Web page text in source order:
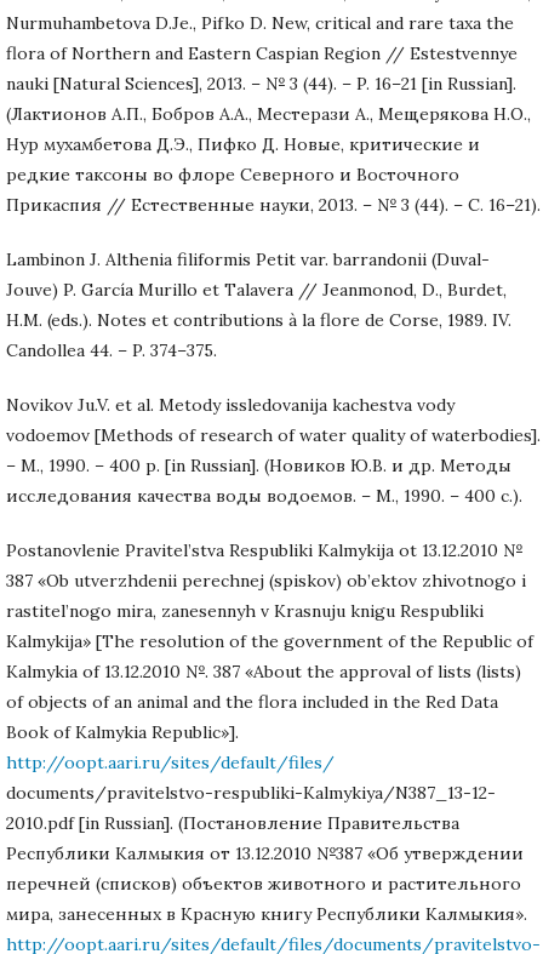
Nurmuhambetova D.Je., Pifko D. New, critical and rare taxa the
flora of Northern and Eastern Caspian Region // Estestvennye
nauki [Natural Sciences], 2013. – № 3 (44). – P. 16–21 [in Russian].
(Лактионов А.П., Бобров А.А., Местерази А., Мещерякова Н.О.,
Нур мухамбетова Д.Э., Пифко Д. Новые, критические и
редкие таксоны во флоре Северного и Восточного
Прикаспия // Естественные науки, 2013. – № 3 (44). – C. 16–21).
Lambinon J. Althenia filiformis Petit var. barrandonii (Duval-
Jouve) P. García Murillo et Talavera // Jeanmonod, D., Burdet,
H.M. (eds.). Notes et contributions à la flore de Corse, 1989. IV.
Candollea 44. – P. 374–375.
Novikov Ju.V. et al. Metody issledovanija kachestva vody
vodoemov [Methods of research of water quality of waterbodies].
– M., 1990. – 400 p. [in Russian]. (Новиков Ю.В. и др. Методы
исследования качества воды водоемов. – М., 1990. – 400 с.).
Postanovlenie Pravitel’stva Respubliki Kalmykija ot 13.12.2010 №
387 «Ob utverzhdenii perechnej (spiskov) ob’ektov zhivotnogo i
rastitel’nogo mira, zanesennyh v Krasnuju knigu Respubliki
Kalmykija» [The resolution of the government of the Republic of
Kalmykia of 13.12.2010 №. 387 «About the approval of lists (lists)
of objects of an animal and the flora included in the Red Data
Book of Kalmykia Republic»].
http://oopt.aari.ru/sites/default/files/
documents/pravitelstvo-respubliki-Kalmykiya/N387_13-12-
2010.pdf [in Russian]. (Постановление Правительства
Республики Калмыкия от 13.12.2010 №387 «Об утверждении
перечней (списков) объектов животного и растительного
мира, занесенных в Красную книгу Республики Калмыкия».
http://oopt.aari.ru/sites/default/files/documents/pravitelstvo-